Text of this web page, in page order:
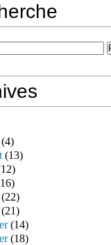
(13)
(14)
(18)